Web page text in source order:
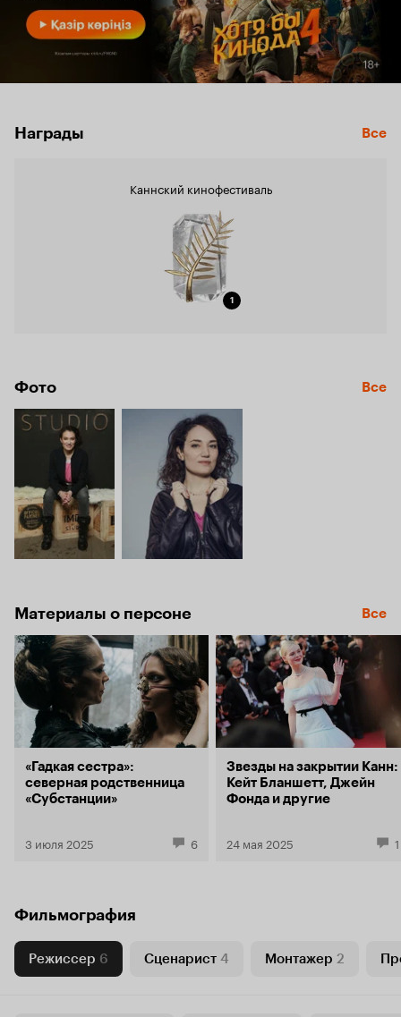
Награды Все
Каннский кинофестиваль
1
Фото Все
Материалы о персоне Все
«Гадкая сестра»:
северная родственница
«Субстанции»
3 июля 2025 6
Звезды на закрытии Канн:
Кейт Бланшетт, Джейн
Фонда и другие
24 мая 2025 1
Фильмография
Режиссер 6 Сценарист 4 Монтажер 2